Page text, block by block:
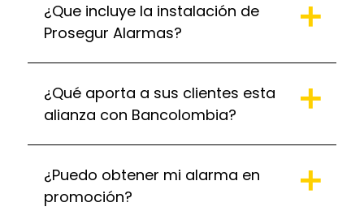
¿Que incluye la instalación de
Prosegur Alarmas?
¿Qué aporta a sus clientes esta
alianza con Bancolombia?
¿Puedo obtener mi alarma en
promoción?